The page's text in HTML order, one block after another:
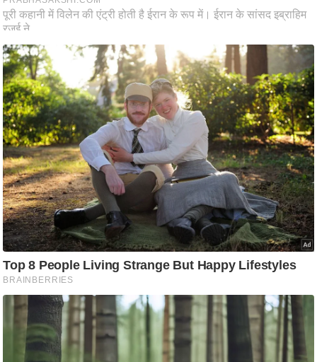
र्म
ज्यो
ति
ष
प्र
भु
म
हि
मा
/
ध
र्म
स्थ
ल
व्र
त
त्यो
हा